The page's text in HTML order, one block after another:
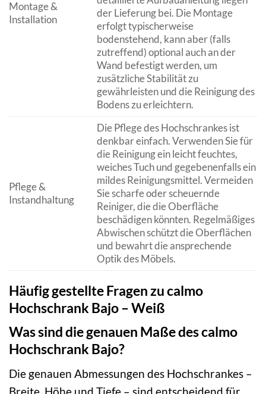
Montage &
Installation
der Lieferung bei. Die Montage
erfolgt typischerweise
bodenstehend, kann aber (falls
zutreffend) optional auch an der
Wand befestigt werden, um
zusätzliche Stabilität zu
gewährleisten und die Reinigung des
Bodens zu erleichtern.
Pflege &
Instandhaltung
Die Pflege des Hochschrankes ist
denkbar einfach. Verwenden Sie für
die Reinigung ein leicht feuchtes,
weiches Tuch und gegebenenfalls ein
mildes Reinigungsmittel. Vermeiden
Sie scharfe oder scheuernde
Reiniger, die die Oberfläche
beschädigen könnten. Regelmäßiges
Abwischen schützt die Oberflächen
und bewahrt die ansprechende
Optik des Möbels.
Häufig gestellte Fragen zu calmo
Hochschrank Bajo – Weiß
Was sind die genauen Maße des calmo
Hochschrank Bajo?
Die genauen Abmessungen des Hochschrankes –
Breite, Höhe und Tiefe – sind entscheidend für